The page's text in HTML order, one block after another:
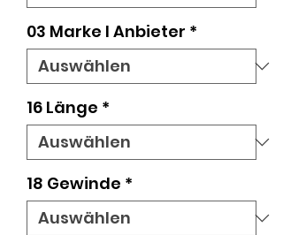
03 Marke I Anbieter *
16 Länge *
18 Gewinde *